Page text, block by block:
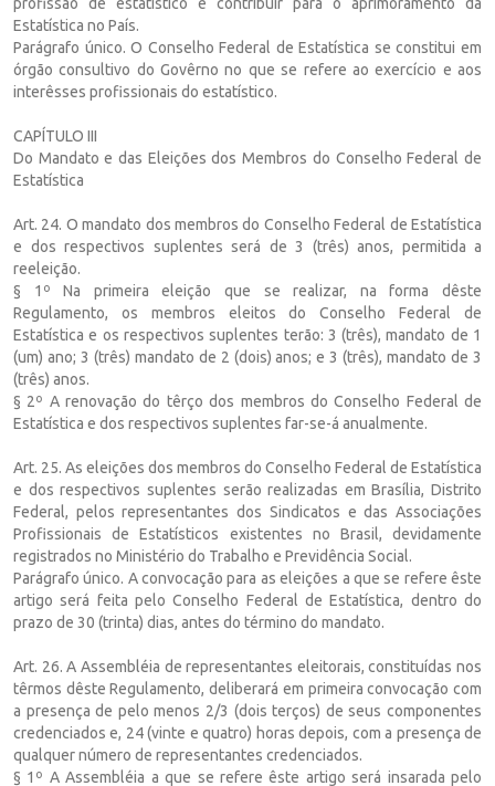
Estatística no País.
Parágrafo único. O Conselho Federal de Estatística se constitui em
órgão consultivo do Govêrno no que se refere ao exercício e aos
interêsses profissionais do estatístico.
CAPÍTULO III
Do Mandato e das Eleições dos Membros do Conselho Federal de
Estatística
Art. 24. O mandato dos membros do Conselho Federal de Estatística
e dos respectivos suplentes será de 3 (três) anos, permitida a
reeleição.
§ 1º Na primeira eleição que se realizar, na forma dêste
Regulamento, os membros eleitos do Conselho Federal de
Estatística e os respectivos suplentes terão: 3 (três), mandato de 1
(um) ano; 3 (três) mandato de 2 (dois) anos; e 3 (três), mandato de 3
(três) anos.
§ 2º A renovação do têrço dos membros do Conselho Federal de
Estatística e dos respectivos suplentes far-se-á anualmente.
Art. 25. As eleições dos membros do Conselho Federal de Estatística
e dos respectivos suplentes serão realizadas em Brasília, Distrito
Federal, pelos representantes dos Sindicatos e das Associações
Profissionais de Estatísticos existentes no Brasil, devidamente
registrados no Ministério do Trabalho e Previdência Social.
Parágrafo único. A convocação para as eleições a que se refere êste
artigo será feita pelo Conselho Federal de Estatística, dentro do
prazo de 30 (trinta) dias, antes do término do mandato.
Art. 26. A Assembléia de representantes eleitorais, constituídas nos
têrmos dêste Regulamento, deliberará em primeira convocação com
a presença de pelo menos 2/3 (dois terços) de seus componentes
credenciados e, 24 (vinte e quatro) horas depois, com a presença de
qualquer número de representantes credenciados.
§ 1º A Assembléia a que se refere êste artigo será insarada pelo